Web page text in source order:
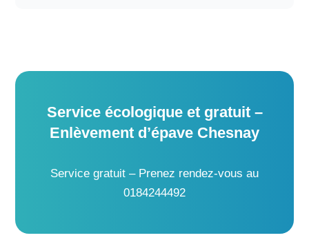
Service écologique et gratuit –
Enlèvement d’épave Chesnay
Service gratuit – Prenez rendez-vous au
0184244492